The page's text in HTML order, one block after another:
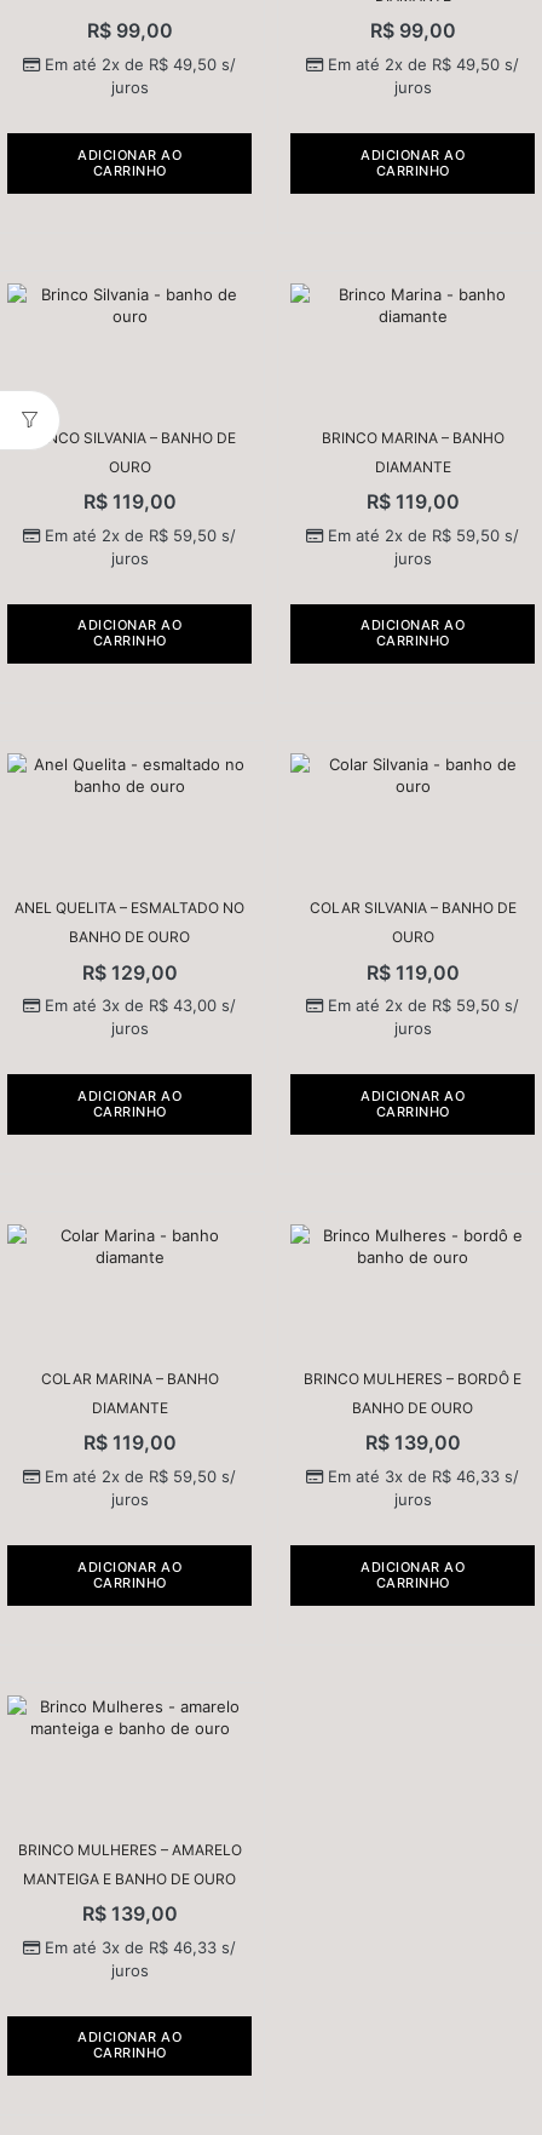
R$99,00
Em até 2x de R$ 49,50 s/
juros
ADICIONAR AO
CARRINHO
R$99,00
Em até 2x de R$ 49,50 s/
juros
ADICIONAR AO
CARRINHO
BRINCO SILVANIA – BANHO DE
OURO
R$119,00
Em até 2x de R$ 59,50 s/
juros
ADICIONAR AO
CARRINHO
BRINCO MARINA – BANHO
DIAMANTE
R$119,00
Em até 2x de R$ 59,50 s/
juros
ADICIONAR AO
CARRINHO
ANEL QUELITA – ESMALTADO NO
BANHO DE OURO
R$129,00
Em até 3x de R$ 43,00 s/
juros
ADICIONAR AO
CARRINHO
COLAR SILVANIA – BANHO DE
OURO
R$119,00
Em até 2x de R$ 59,50 s/
juros
ADICIONAR AO
CARRINHO
COLAR MARINA – BANHO
DIAMANTE
R$119,00
Em até 2x de R$ 59,50 s/
juros
ADICIONAR AO
CARRINHO
BRINCO MULHERES – BORDÔ E
BANHO DE OURO
R$139,00
Em até 3x de R$ 46,33 s/
juros
ADICIONAR AO
CARRINHO
BRINCO MULHERES – AMARELO
MANTEIGA E BANHO DE OURO
R$139,00
Em até 3x de R$ 46,33 s/
juros
ADICIONAR AO
CARRINHO